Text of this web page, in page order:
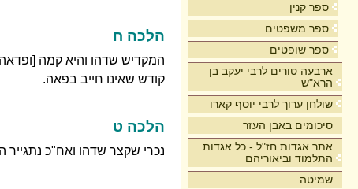
ספר קנין
ספר משפטים
ספר שופטים
ארבעה טורים לרבי יעקב בן
הרא"ש
שולחן ערוך לרבי יוסף קארו
סיכומים באבן העזר
אתר אגדות חז"ל - כל אגדות
התלמוד וביאוריהם
שמיטה
הלכה ח
המקדיש שדהו והיא קמה
קודש שאינו חייב בפאה.
הלכה ט
נכרי שקצר שדהו ואח"כ